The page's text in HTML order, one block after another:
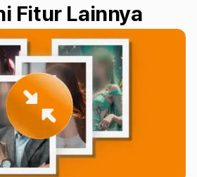
Fitur Lainnya